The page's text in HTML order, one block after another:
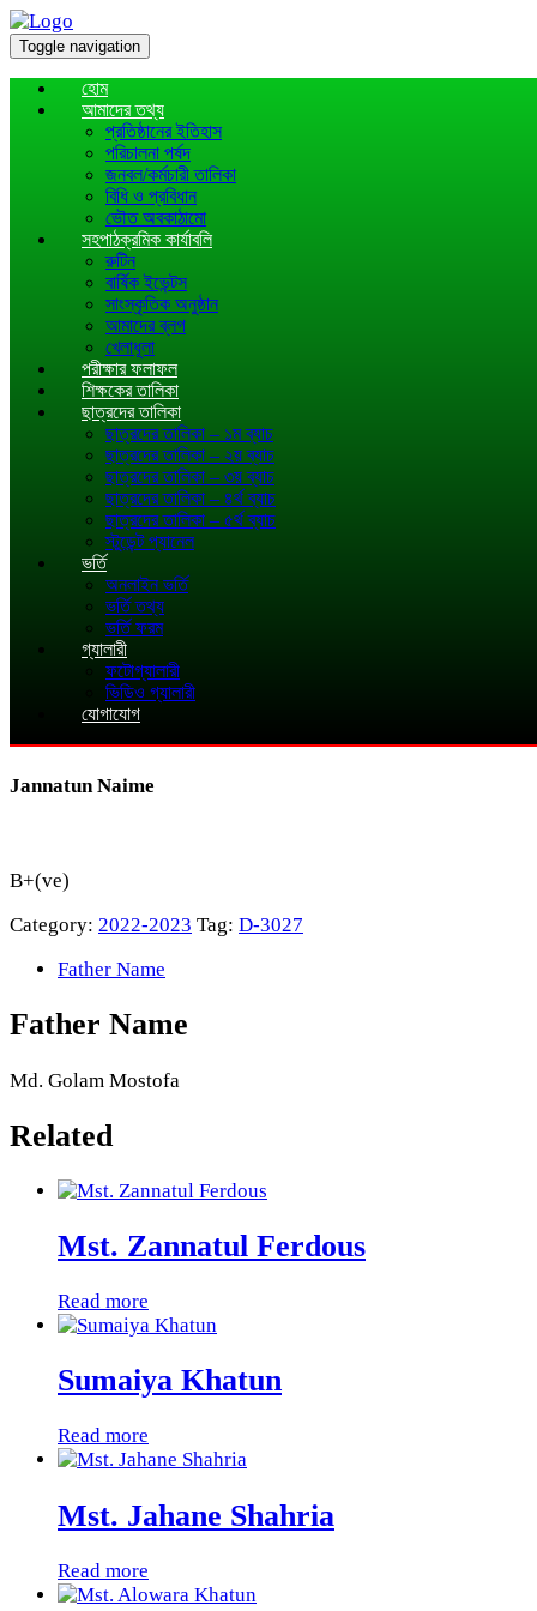
Toggle navigation
হোম
আমাদের তথ্য
প্রতিষ্ঠানের ইতিহাস
পরিচালনা পর্ষদ
জনবল/কর্মচারী তালিকা
বিধি ও প্রবিধান
ভৌত অবকাঠামো
সহপাঠক্রমিক কার্যাবলি
রুটিন
বার্ষিক ইভেন্টস
সাংস্কৃতিক অনুষ্ঠান
আমাদের ব্লগ
খেলাধূলা
পরীক্ষার ফলাফল
শিক্ষকের তালিকা
ছাত্রদের তালিকা
ছাত্রদের তালিকা – ১ম ব্যাচ
ছাত্রদের তালিকা – ২য় ব্যাচ
ছাত্রদের তালিকা – ৩য় ব্যাচ
ছাত্রদের তালিকা – ৪র্থ ব্যাচ
ছাত্রদের তালিকা – ৫র্থ ব্যাচ
স্টুডেন্ট প্যানেল
ভর্তি
অনলাইন ভর্তি
ভর্তি তথ্য
ভর্তি ফরম
গ্যালারী
ফটোগ্যালারী
ভিডিও গ্যালারী
যোগাযোগ
Jannatun Naime
B+(ve)
Category: 2022-2023 Tag: D-3027
Father Name
Father Name
Md. Golam Mostofa
Related
Mst. Zannatul Ferdous
Read more
Sumaiya Khatun
Read more
Mst. Jahane Shahria
Read more